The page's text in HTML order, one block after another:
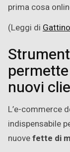
prima cosa
(Leggi di
nuovi
L’e-commerce
indispensabile
nuovefette di